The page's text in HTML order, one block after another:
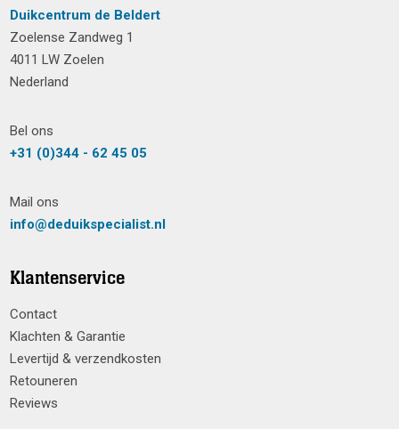
Duikcentrum de Beldert
Zoelense Zandweg 1
4011 LW Zoelen
Nederland
Bel ons
+31 (0)344 - 62 45 05
Mail ons
info@deduikspecialist.nl
Klantenservice
Contact
Klachten & Garantie
Levertijd & verzendkosten
Retouneren
Reviews